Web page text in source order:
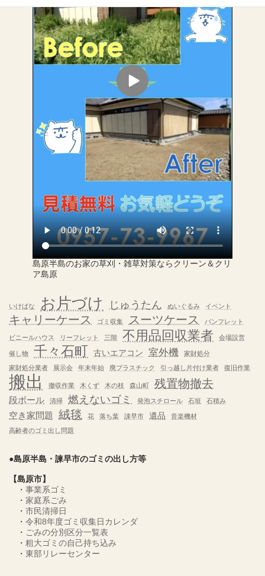
島原半島のお家の草刈・雑草対策ならクリーン＆クリ
ア島原
いけばな お片づけ じゅうたん ぬいぐるみ イベント
キャリーケース ゴミ収集 スーツケース パンフレット
ビニールハウス リーフレット 三階 不用品回収業者 会場設営
催し物 千々石町 古いエアコン 室外機
家財処分
家財処分業者
展示会 年末年始 廃プラスチック 引っ越し片付け業者 復旧作業
搬出 撤収作業 木くず 木の枝 森山町 残置物撤去
段ボール 清掃 燃えないゴミ 発泡スチロール 石垣 石積み
空き家問題 絨毯 花 落ち葉 諌早市 遺品
音楽機材
高齢者のゴミ出し問題
●島原半島・諫早市のゴミの出し方等
【島原市】
・ 事業系ゴミ
・ 家庭系ごみ
・ 市民清掃日
・ 令和8年度ゴミ収集日カレンダ
・ ごみの分別区分一覧表
・ 粗大ゴミの自己持ち込み
・ 東部リレーセンター